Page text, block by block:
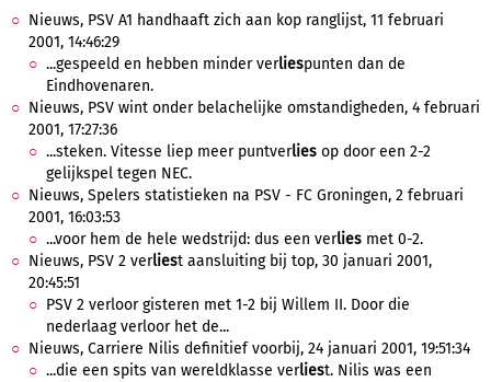
Nieuws, PSV A1 handhaaft zich aan kop ranglijst, 11 februari
2001, 14:46:29
...gespeeld en hebben minder verliespunten dan de
Eindhovenaren.
Nieuws, PSV wint onder belachelijke omstandigheden, 4 februari
2001, 17:27:36
...steken. Vitesse liep meer puntverlies op door een 2-2
gelijkspel tegen NEC.
Nieuws, Spelers statistieken na PSV - FC Groningen, 2 februari
2001, 16:03:53
...voor hem de hele wedstrijd: dus een verlies met 0-2.
Nieuws, PSV 2 verliest aansluiting bij top, 30 januari 2001,
20:45:51
PSV 2 verloor gisteren met 1-2 bij Willem II. Door die
nederlaag verloor het de...
Nieuws, Carriere Nilis definitief voorbij, 24 januari 2001, 19:51:34
...die een spits van wereldklasse verliest. Nilis was een